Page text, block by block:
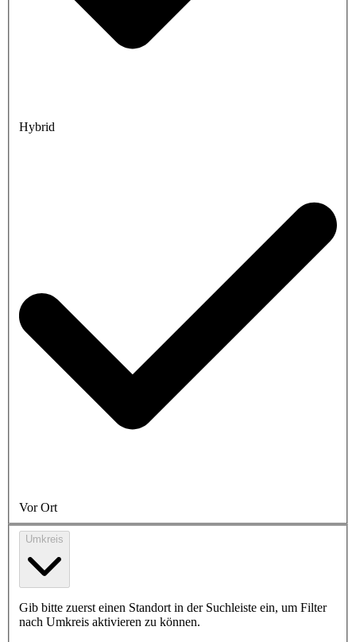
Hybrid
Vor Ort
Umkreis
Gib bitte zuerst einen Standort in der Suchleiste ein, um Filter
nach Umkreis aktivieren zu können.